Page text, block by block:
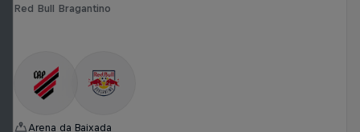
Red Bull Bragantino
Arena da Baixada